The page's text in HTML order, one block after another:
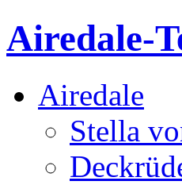
Airedale-
Airedale
Stella